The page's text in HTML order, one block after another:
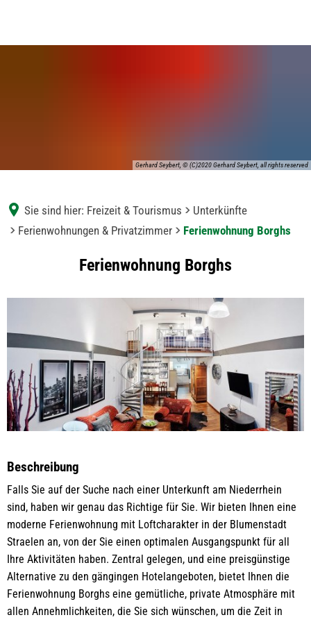
Gerhard Seybert, © (C)2020 Gerhard Seybert, all rights reserved
Sie sind hier: Freizeit & Tourismus
Unterkünfte
Ferienwohnungen & Privatzimmer
Ferienwohnung Borghs
FerienwohnungFerienwohnung Borghs
Beschreibung
Falls Sie auf der Suche nach einer Unterkunft am Niederrhein
sind, haben wir genau das Richtige für Sie. Wir bieten Ihnen eine
moderne Ferienwohnung mit Loftcharakter in der Blumenstadt
Straelen an, von der Sie einen optimalen Ausgangspunkt für all
Ihre Aktivitäten haben. Zentral gelegen, und eine preisgünstige
Alternative zu den gängingen Hotelangeboten, bietet Ihnen die
Ferienwohnung Borghs eine gemütliche, private Atmosphäre mit
allen Annehmlichkeiten, die Sie sich wünschen, um die Zeit in